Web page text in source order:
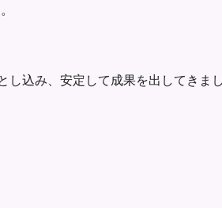
込み、安定して成果を出してきま